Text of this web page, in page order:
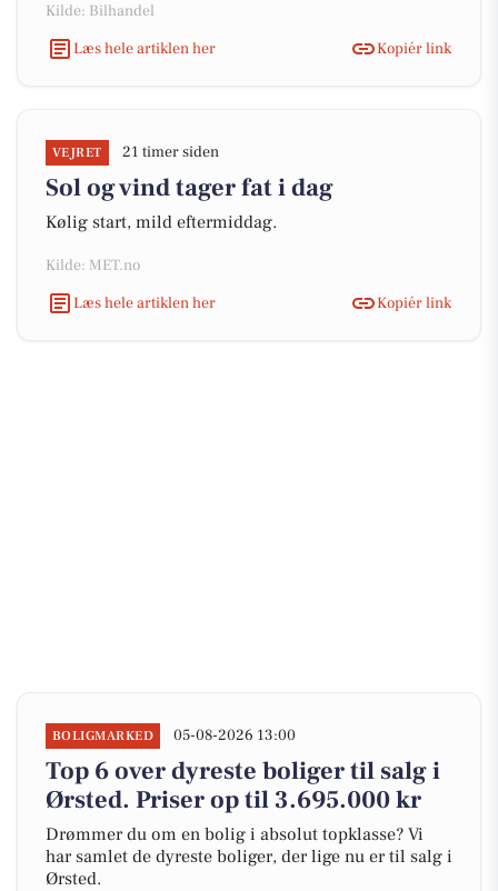
Kilde: Bilhandel
Læs hele artiklen her
Kopiér link
VEJRET 21 timer siden
Sol og vind tager fat i dag
Kølig start, mild eftermiddag.
Kilde: MET.no
Læs hele artiklen her
Kopiér link
BOLIGMARKED 05-08-2026 13:00
Top 6 over dyreste boliger til salg i
Ørsted. Priser op til 3.695.000 kr
Drømmer du om en bolig i absolut topklasse? Vi
har samlet de dyreste boliger, der lige nu er til salg i
Ørsted.